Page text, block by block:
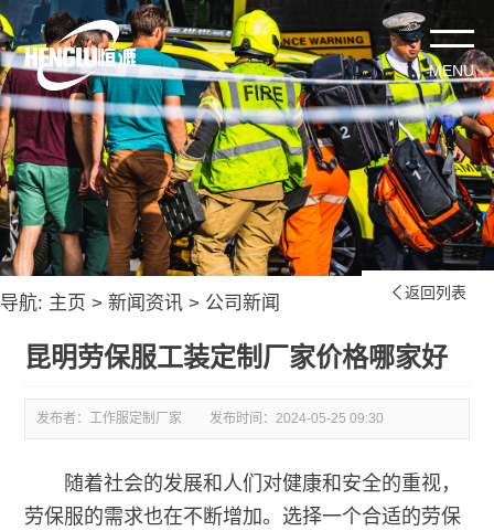
导航: 主页 > 新闻资讯 > 公司新闻  返回列表
昆明劳保服工装定制厂家价格哪家好
发布者：工作服定制厂家 发布时间：2024-05-25 09:30
随着社会的发展和人们对健康和安全的重视，
劳保服的需求也在不断增加。选择一个合适的劳保